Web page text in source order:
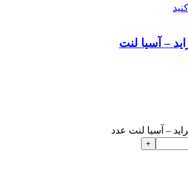
– آسیا لنت
– آسیا لنت عدد